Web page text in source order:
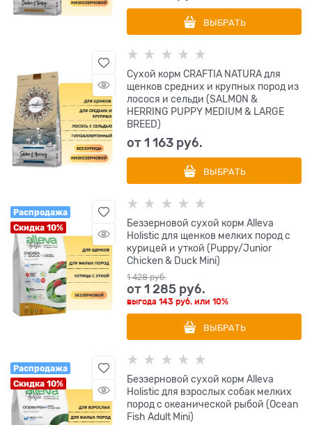
ВЫБРАТЬ
Сухой корм CRAFTIA NATURA для
щенков средних и крупных пород из
лосося и сельди (SALMON &
HERRING PUPPY MEDIUM & LARGE
BREED)
от1 163 руб.
ВЫБРАТЬ
Распродажа
Скидка 10%
Беззерновой сухой корм Alleva
Holistic для щенков мелких пород с
курицей и уткой (Puppy/Junior
Chicken & Duck Mini)
1 428 руб.
от1 285 руб.
выгода143 руб. или10%
ВЫБРАТЬ
Распродажа
Скидка 10%
Беззерновой сухой корм Alleva
Holistic для взрослых собак мелких
пород с океанической рыбой (Ocean
Fish Adult Mini)